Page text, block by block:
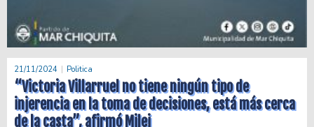
21/11/2024 Politica
“Victoria Villarruel no tiene ningún tipo de
injerencia en la toma de decisiones, está más cerca
de la casta”, afirmó Milei